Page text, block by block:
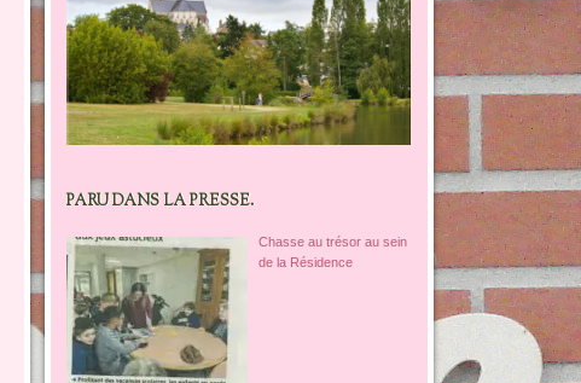
PARU DANS LA PRESSE.
Chasse au trésor au sein
de la Résidence